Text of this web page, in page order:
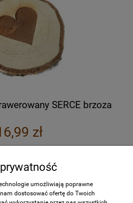
SERCE brzoza
zł
do koszyka
umożliwiają poprawne
dostosować ofertę do Twoich